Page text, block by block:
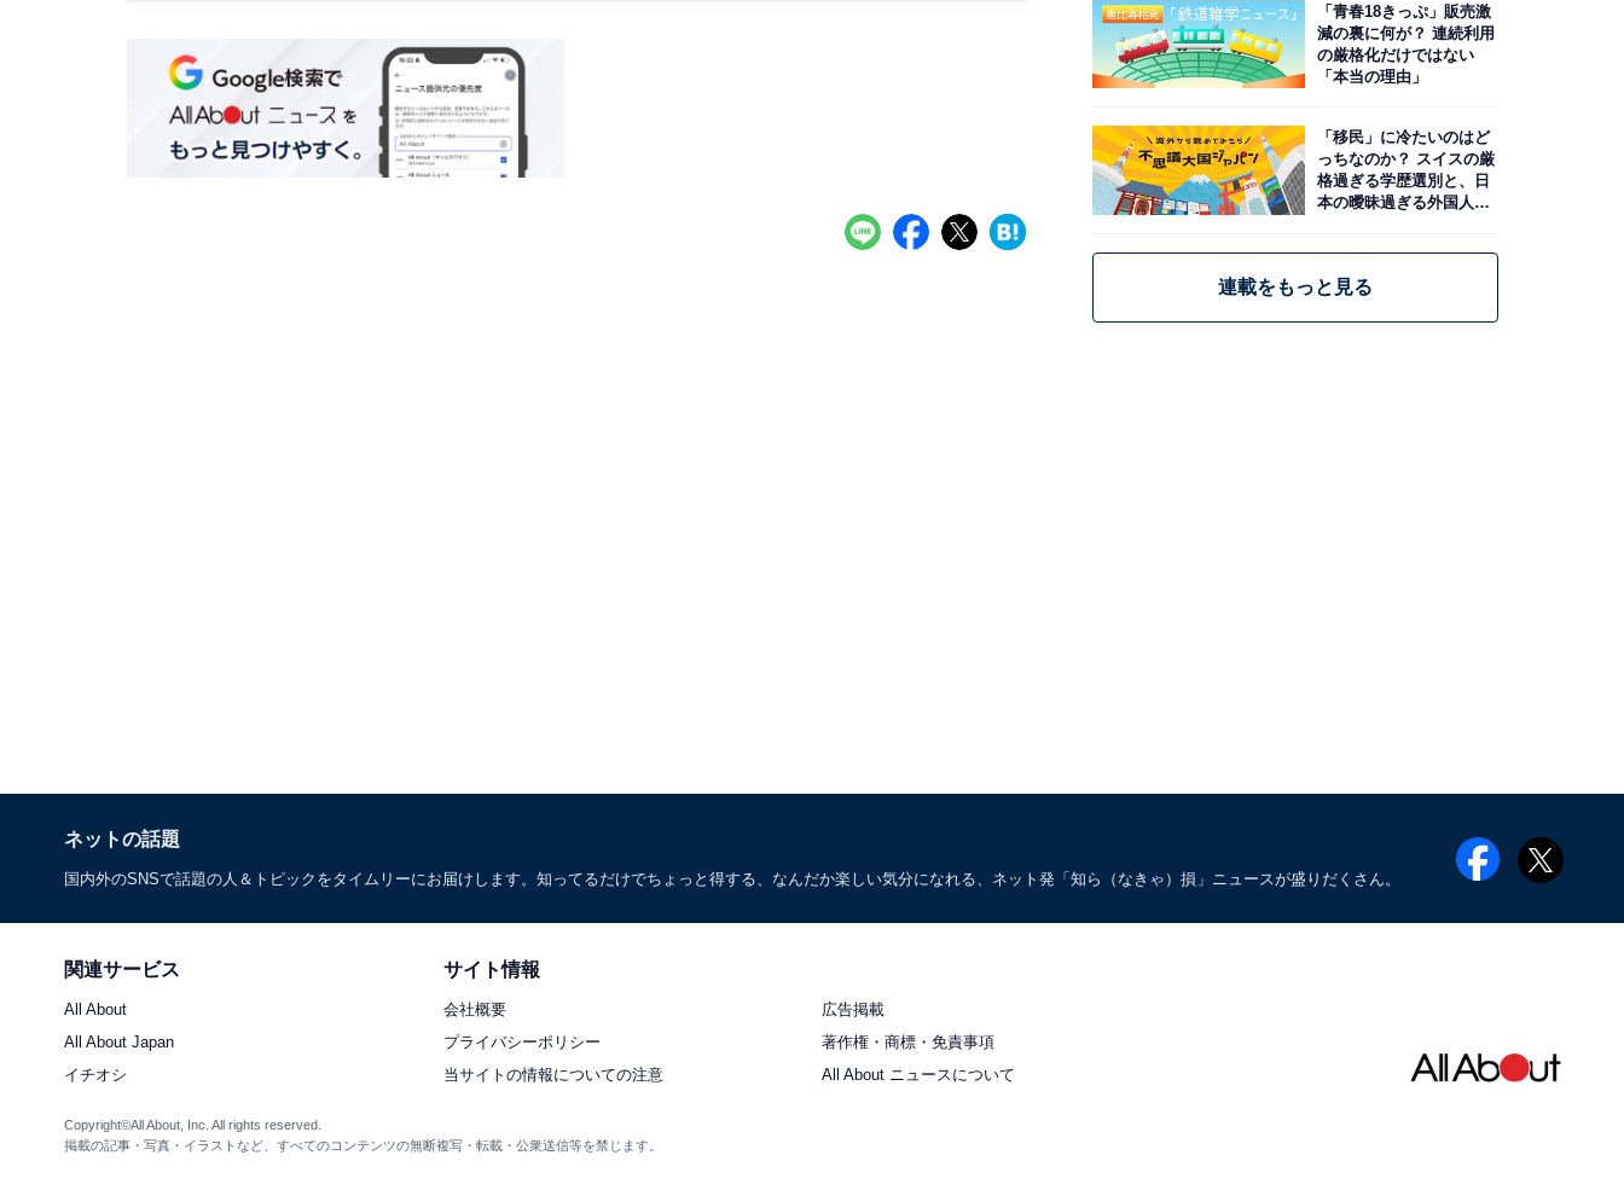
「青春18きっぷ」販売激
減の裏に何が？ 連続利用
の厳格化だけではない
「本当の理由」
「移民」に冷たいのはど
っちなのか？ スイスの厳
格過ぎる学歴選別と、日
本の曖昧過ぎる外国人政
連載をもっと見る
ネットの話題
国内外のSNSで話題の人＆トピックをタイムリーにお届けします。知ってるだけでちょっと得する、なんだか楽しい気分になれる、ネット発「知ら（なきゃ）損」ニュースが盛りだくさん。
関連サービス
All About
All About Japan
イチオシ
サイト情報
会社概要
広告掲載
プライバシーポリシー
著作権・商標・免責事項
当サイトの情報についての注意
All About ニュースについて
Copyright©All About, Inc. All rights reserved.
掲載の記事・写真・イラストなど、すべてのコンテンツの無断複写・転載・公衆送信等を禁じます。